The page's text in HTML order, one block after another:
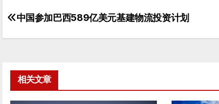
文
章
航
中国参加巴西589亿美元基建物流投资计划
相关文章